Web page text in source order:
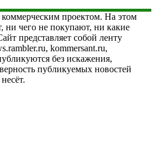
проектом. На этом
ни чего не покупают, ни какие
представляет собой ленту
kommersant.ru,
без искажения,
публикуемых новостей